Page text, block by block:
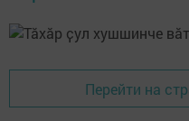
Перейти на